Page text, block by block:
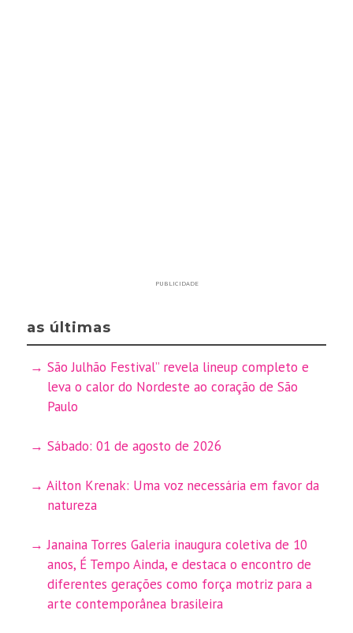
PUBLICIDADE
as últimas
São Julhão Festival” revela lineup completo e
leva o calor do Nordeste ao coração de São
Paulo
Sábado: 01 de agosto de 2026
Ailton Krenak: Uma voz necessária em favor da
natureza
Janaina Torres Galeria inaugura coletiva de 10
anos, É Tempo Ainda, e destaca o encontro de
diferentes gerações como força motriz para a
arte contemporânea brasileira